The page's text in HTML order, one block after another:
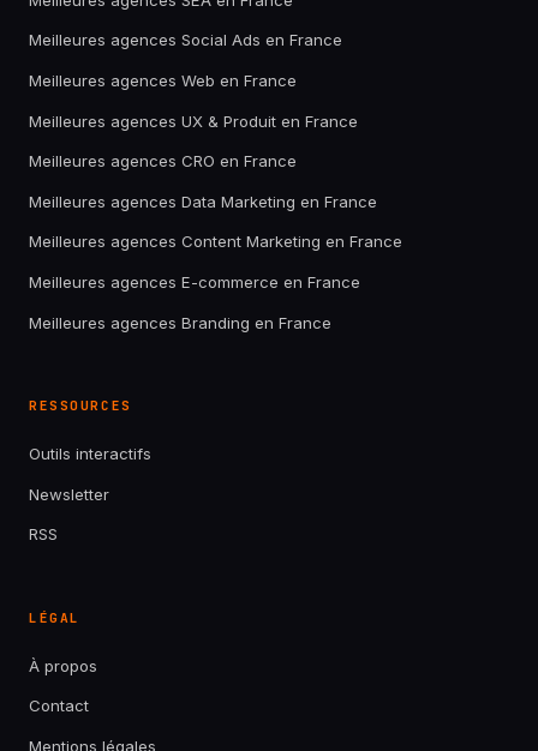
Meilleures agences Social Ads en France
Meilleures agences Web en France
Meilleures agences UX & Produit en France
Meilleures agences CRO en France
Meilleures agences Data Marketing en France
Meilleures agences Content Marketing en France
Meilleures agences E-commerce en France
Meilleures agences Branding en France
RESSOURCES
Outils interactifs
Newsletter
RSS
LÉGAL
À propos
Contact
Mentions légales